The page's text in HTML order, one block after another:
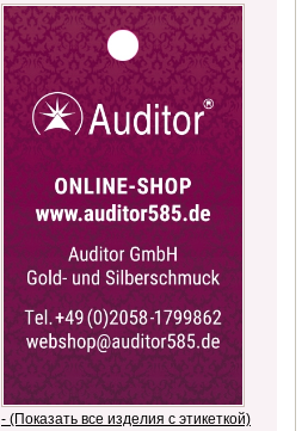
- (Показать все изделия с этикеткой)